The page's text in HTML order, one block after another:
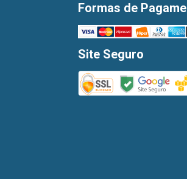
Formas de
Site Seguro